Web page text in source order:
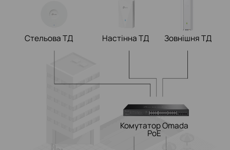
Стельова ТД Настінна ТД Зовнішня ТД
Комутатор Omada
PoE